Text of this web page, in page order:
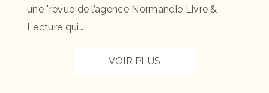
une "revue de l’agence Normandie Livre &
Lecture qui…
VOIR PLUS